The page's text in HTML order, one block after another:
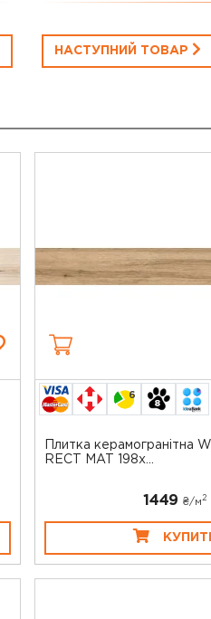
НАСТУПНИЙ ТОВАР
6
Плитка керамогранітна
RECT MAT 198x...
1449 ₴/м2